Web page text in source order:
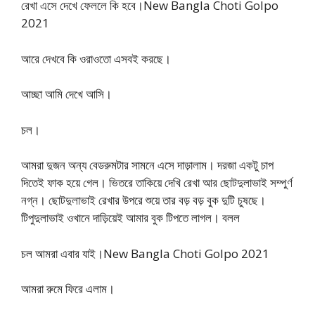
রেখা এসে দেখে ফেললে কি হবে।New Bangla Choti Golpo
2021
আরে দেখবে কি ওরাওতো এসবই করছে।
আচ্ছা আমি দেখে আসি।
চল।
আমরা দুজন অন্য বেডরুমটার সামনে এসে দাড়ালাম। দরজা একটু চাপ
দিতেই ফাক হয়ে গেল। ভিতরে তাকিয়ে দেখি রেখা আর ছোটদুলাভাই সম্পুর্ণ
নগ্ন। ছোটদুলাভাই রেখার উপরে শুয়ে তার বড় বড় বুক দুটি চুষছে।
টিপুদুলাভাই ওখানে দাড়িয়েই আমার বুক টিপতে লাগল। বলল
চল আমরা এবার যাই।New Bangla Choti Golpo 2021
আমরা রুমে ফিরে এলাম।